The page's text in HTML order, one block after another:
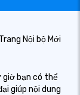
Nội bộ Mới
giờ bạn có thể
giúp nội dung